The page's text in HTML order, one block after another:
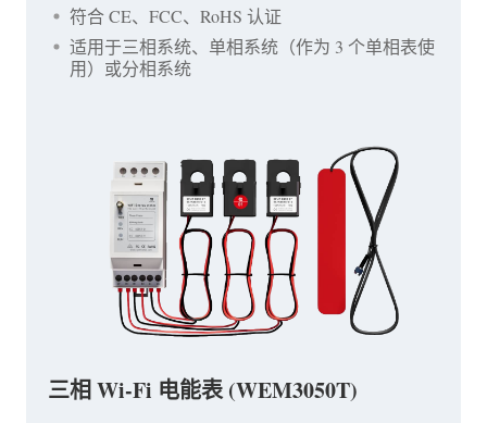
符合 CE、FCC、RoHS 认证
适用于三相系统、单相系统（作为 3 个单相表使
用）或分相系统
三相 Wi-Fi 电能表 (WEM3050T)